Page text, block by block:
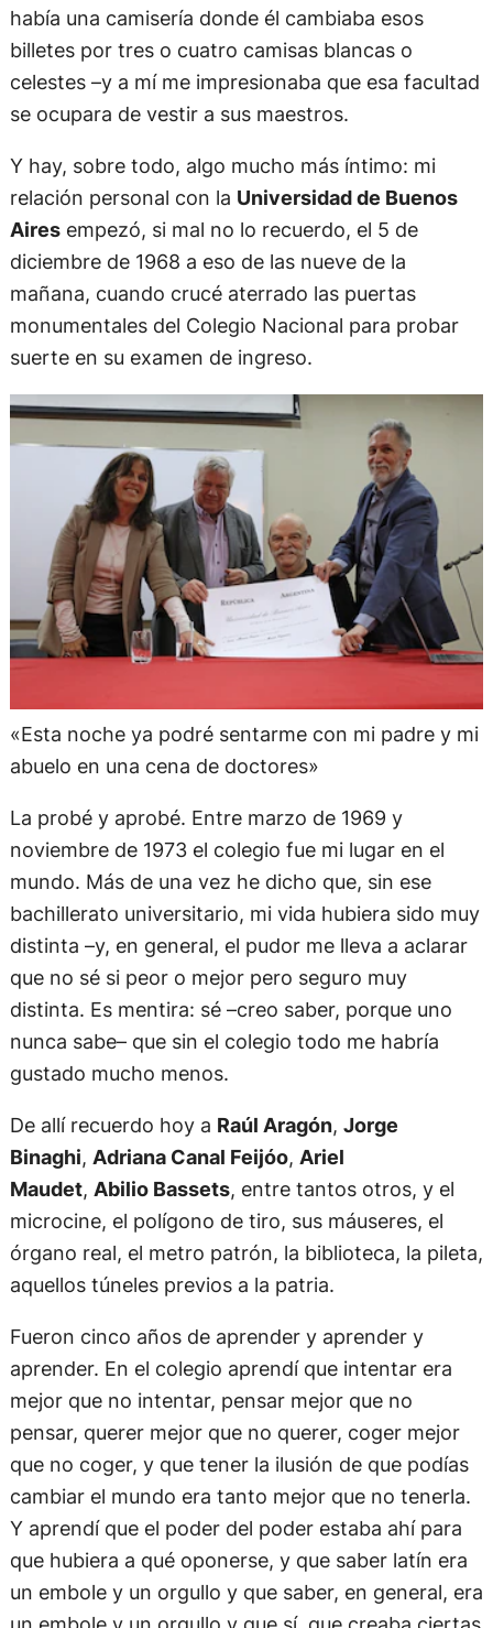
había una camisería donde él cambiaba esos
billetes por tres o cuatro camisas blancas o
celestes –y a mí me impresionaba que esa facultad
se ocupara de vestir a sus maestros.
Y hay, sobre todo, algo mucho más íntimo: mi
relación personal con la Universidad de Buenos
Airesempezó, si mal no lo recuerdo, el 5 de
diciembre de 1968 a eso de las nueve de la
mañana, cuando crucé aterrado las puertas
monumentales del Colegio Nacional para probar
suerte en su examen de ingreso.
«Esta noche ya podré sentarme con mi padre y mi
abuelo en una cena de doctores»
La probé y aprobé. Entre marzo de 1969 y
noviembre de 1973 el colegio fue mi lugar en el
mundo. Más de una vez he dicho que, sin ese
bachillerato universitario, mi vida hubiera sido muy
distinta –y, en general, el pudor me lleva a aclarar
que no sé si peor o mejor pero seguro muy
distinta. Es mentira: sé –creo saber, porque uno
nunca sabe– que sin el colegio todo me habría
gustado mucho menos.
De allí recuerdo hoy a Raúl Aragón, Jorge
Binaghi, Adriana Canal Feijóo, Ariel
Maudet, Abilio Bassets, entre tantos otros, y el
microcine, el polígono de tiro, sus máuseres, el
órgano real, el metro patrón, la biblioteca, la pileta,
aquellos túneles previos a la patria.
Fueron cinco años de aprender y aprender y
aprender. En el colegio aprendí que intentar era
mejor que no intentar, pensar mejor que no
pensar, querer mejor que no querer, coger mejor
que no coger, y que tener la ilusión de que podías
cambiar el mundo era tanto mejor que no tenerla.
Y aprendí que el poder del poder estaba ahí para
que hubiera a qué oponerse, y que saber latín era
un embole y un orgullo y que saber, en general, era